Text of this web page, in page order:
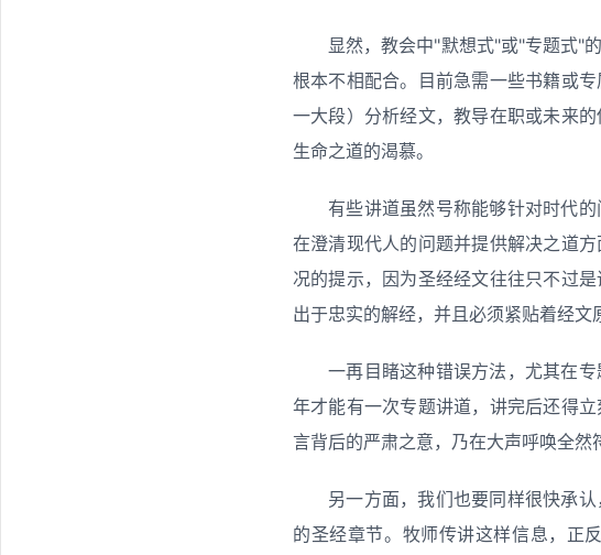
显然，教会中"默想式"或"专题式"
根本不相配合。目前急需一些书籍或
一大段）分析经文，教导在职或未来
生命之道的渴慕。
有些讲道虽然号称能够针对时代
在澄清现代人的问题并提供解决之道
况的提示，因为圣经经文往往只不过
出于忠实的解经，并且必须紧贴着经文
一再目睹这种错误方法，尤其在
年才能有一次专题讲道，讲完后还得
言背后的严肃之意，乃在大声呼唤全然
另一方面，我们也要同样很快承
的圣经章节。牧师传讲这样信息，正